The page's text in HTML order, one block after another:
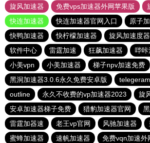
旋风加速器
免费vps加速器外网苹果版
快连加速器
快连加速器官网入口
原子
快鸭加速器
快柠檬加速器 旋风加速度器
软件中心
雷霆加速 狂飙加速器 哔咔
小美vpn
小美加速器 梯子npv加速免费
黑洞加速器3.0.6永久免费安卓版
outline
永久不收费的vp加速器2023
旋
安卓加速器梯子免费
猎豹加速器官网
雷霆加器速
老王vp官网 风驰加速器
蜜蜂加速器
速帆加速器 免费vqn加速外